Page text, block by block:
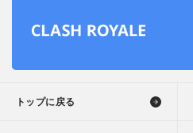
トップに戻る